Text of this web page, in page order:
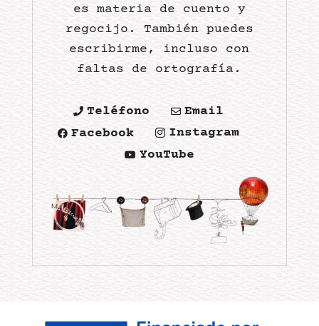
es materia de cuento y
regocijo. También puedes
escribirme, incluso con
faltas de ortografía.
 Teléfono  Email
 Facebook  Instagram
 YouTube